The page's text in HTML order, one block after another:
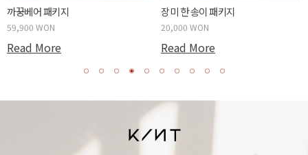
까꿍베어 패키지
59,900 WON
Read More
장미 한 송이 패키지
20,000 WON
Read More